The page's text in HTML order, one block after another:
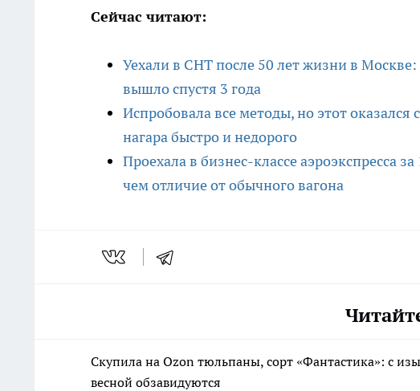
Сейчас читают:
Уехали в СНТ после 50 лет жизни в
вышло спустя 3 года
Испробовала все методы, но этот
нагара быстро и недорого
Проехала в бизнес-классе аэроэкспресса
чем отличие от обычного вагона
Скупила на Ozon тюльпаны, сорт «Фантастика»: с
весной обзавидуются